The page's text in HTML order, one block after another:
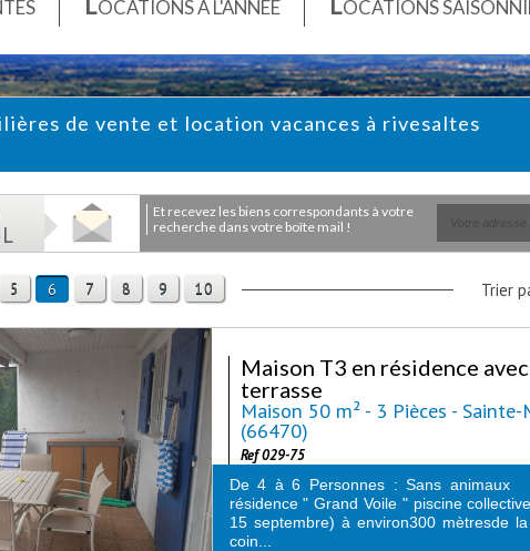
OCATIONS À L'ANNÉE OCATIONS
de vente et location vacances à rivesaltes
et recevez les biens correspondants à votre
recherche dans votre boîte mail !
5 6 7 8 9 10 Trier
Maison T3 en résidence
terrasse
Maison 50 m² - 3 Pièces -
(66470)
Ref 029-75
De 4 à 6 Personnes : Sans animaux
résidence " Grand Voile " piscine
15 septembre) à environ300 mètresde
coin...